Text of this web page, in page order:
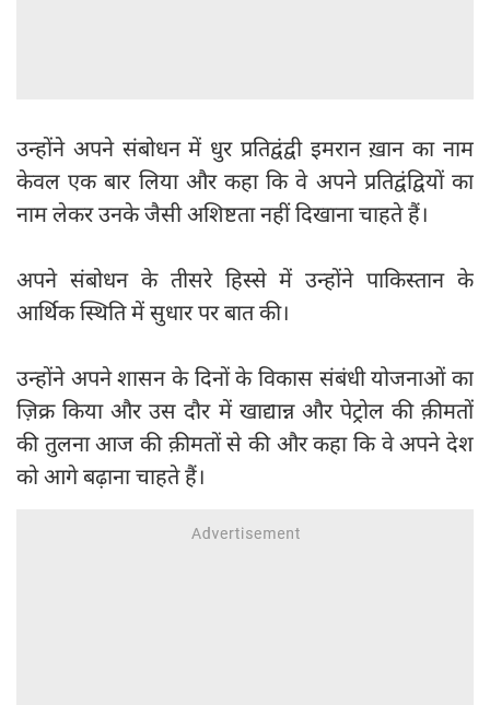
उन्होंने अपने संबोधन में धुर प्रतिद्वंद्वी इमरान ख़ान का नाम
केवल एक बार लिया और कहा कि वे अपने प्रतिद्वंद्वियों का
नाम लेकर उनके जैसी अशिष्टता नहीं दिखाना चाहते हैं।
अपने संबोधन के तीसरे हिस्से में उन्होंने पाकिस्तान के
आर्थिक स्थिति में सुधार पर बात की।
उन्होंने अपने शासन के दिनों के विकास संबंधी योजनाओं का
ज़िक्र किया और उस दौर में खाद्यान्न और पेट्रोल की क़ीमतों
की तुलना आज की क़ीमतों से की और कहा कि वे अपने देश
को आगे बढ़ाना चाहते हैं।